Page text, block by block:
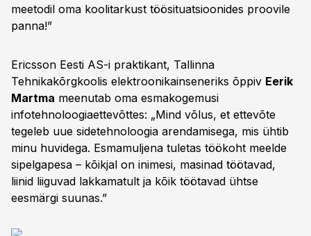
meetodil oma koolitarkust töösituatsioonides proovile
panna!”
Ericsson Eesti AS-i praktikant, Tallinna
Tehnikakõrgkoolis elektroonikainseneriks õppiv Eerik
Martma meenutab oma esmakogemusi
infotehnoloogiaettevõttes: „Mind võlus, et ettevõte
tegeleb uue sidetehnoloogia arendamisega, mis ühtib
minu huvidega. Esmamuljena tuletas töökoht meelde
sipelgapesa – kõikjal on inimesi, masinad töötavad,
liinid liiguvad lakkamatult ja kõik töötavad ühtse
eesmärgi suunas.”